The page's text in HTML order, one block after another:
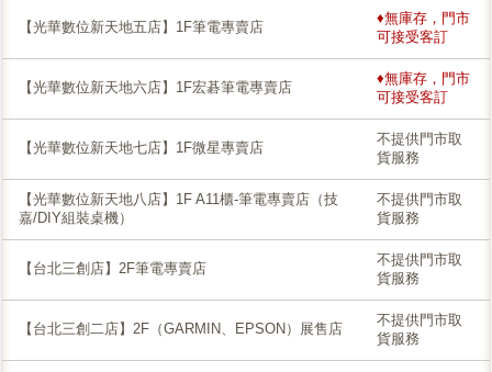
【光華數位新天地五店】1F筆電專賣店
♦無庫存，門市
可接受客訂
【光華數位新天地六店】1F宏碁筆電專賣店
♦無庫存，門市
可接受客訂
【光華數位新天地七店】1F微星專賣店
不提供門市取
貨服務
【光華數位新天地八店】1F A11櫃-筆電專賣店（技
嘉/DIY組裝桌機）
不提供門市取
貨服務
【台北三創店】2F筆電專賣店
不提供門市取
貨服務
【台北三創二店】2F（GARMIN、EPSON）展售店
不提供門市取
貨服務